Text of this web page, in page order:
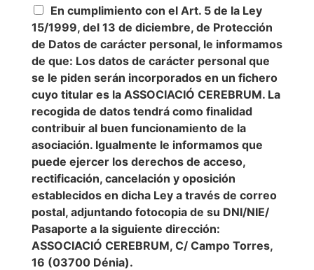
e
l
e
c
t
r
ó
n
i
c
o
*
*P
o
í
t
i
c
a
d
e
P
r
i
v
a
c
i
d
a
En cumplimiento con el Art. 5 de la Ley
15/1999, del 13 de diciembre, de Protección
de Datos de carácter personal, le informamos
de que: Los datos de carácter personal que
se le piden serán incorporados en un fichero
cuyo titular es la ASSOCIACIÓ CEREBRUM. La
recogida de datos tendrá como finalidad
contribuir al buen funcionamiento de la
asociación. Igualmente le informamos que
puede ejercer los derechos de acceso,
rectificación, cancelación y oposición
establecidos en dicha Ley a través de correo
postal, adjuntando fotocopia de su DNI/NIE/
Pasaporte a la siguiente dirección:
ASSOCIACIÓ CEREBRUM, C/ Campo Torres,
16 (03700 Dénia).